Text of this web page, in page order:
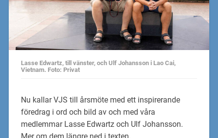
Lasse Edwartz, till vänster, och Ulf Johansson i Lao Cai,
Vietnam. Foto: Privat
Nu kallar VJS till årsmöte med ett inspirerande
föredrag i ord och bild av och med våra
medlemmar Lasse Edwartz och Ulf Johansson.